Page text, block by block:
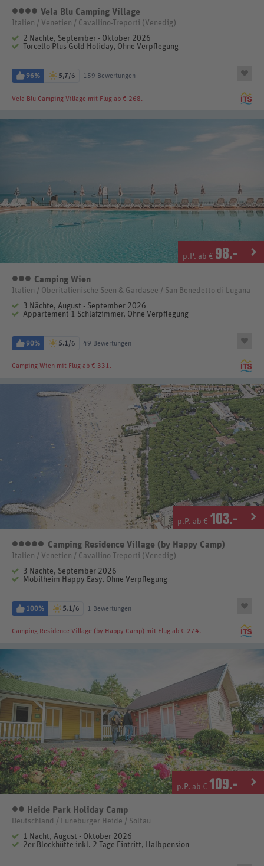
4 Sterne
Vela Blu Camping Village
Italien / Venetien / Cavallino-Treporti (Venedig)
2 Nächte, September - Oktober 2026
Torcello Plus Gold Holiday, Ohne Verpflegung
96% 5,7/6 159 Bewertungen
Vela Blu Camping Village mit Flug ab € 268.-
p.P. ab € 98.-
3 Sterne
Camping Wien
Italien / Oberitalienische Seen & Gardasee / San Benedetto di Lugana
3 Nächte, August - September 2026
Appartement 1 Schlafzimmer, Ohne Verpflegung
90% 5,1/6 49 Bewertungen
Camping Wien mit Flug ab € 331.-
p.P. ab € 103.-
5 Sterne
Camping Residence Village (by Happy Camp)
Italien / Venetien / Cavallino-Treporti (Venedig)
3 Nächte, September 2026
Mobilheim Happy Easy, Ohne Verpflegung
100% 5,1/6 1 Bewertungen
Camping Residence Village (by Happy Camp) mit Flug ab € 274.-
p.P. ab € 109.-
2 Sterne
Heide Park Holiday Camp
Deutschland / Lüneburger Heide / Soltau
1 Nacht, August - Oktober 2026
2er Blockhütte inkl. 2 Tage Eintritt, Halbpension